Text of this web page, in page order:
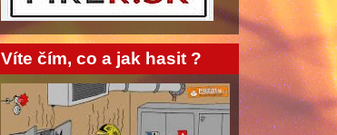
Víte čím, co a jak hasit ?